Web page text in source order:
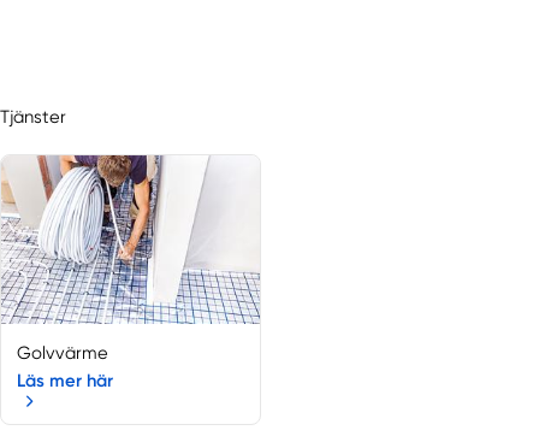
Tjänster
Golvvärme
Läs mer här